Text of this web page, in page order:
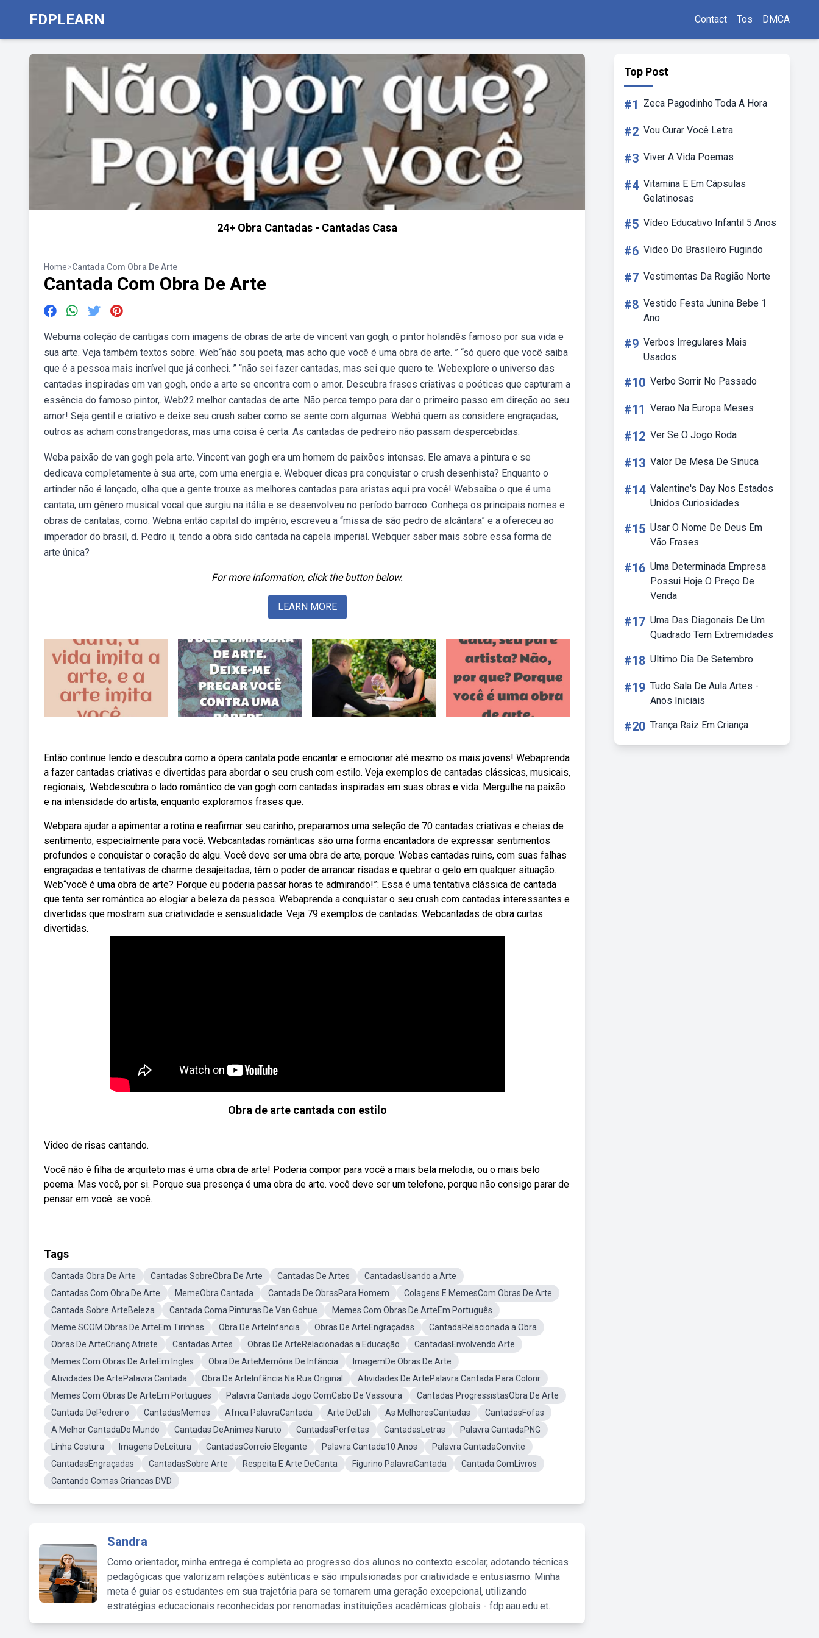
FDPLEARN Contact Tos DMCA
24+ Obra Cantadas - Cantadas Casa
Home>Cantada Com Obra De Arte
Cantada Com Obra De Arte
Webuma coleção de cantigas com imagens de obras de arte de vincent van gogh, o pintor holandês famoso por sua vida e
sua arte. Veja também textos sobre. Web“não sou poeta, mas acho que você é uma obra de arte. ” “só quero que você saiba
que é a pessoa mais incrível que já conheci. ” “não sei fazer cantadas, mas sei que quero te. Webexplore o universo das
cantadas inspiradas em van gogh, onde a arte se encontra com o amor. Descubra frases criativas e poéticas que capturam a
essência do famoso pintor,. Web22 melhor cantadas de arte. Não perca tempo para dar o primeiro passo em direção ao seu
amor! Seja gentil e criativo e deixe seu crush saber como se sente com algumas. Webhá quem as considere engraçadas,
outros as acham constrangedoras, mas uma coisa é certa: As cantadas de pedreiro não passam despercebidas.
Weba paixão de van gogh pela arte. Vincent van gogh era um homem de paixões intensas. Ele amava a pintura e se
dedicava completamente à sua arte, com uma energia e. Webquer dicas pra conquistar o crush desenhista? Enquanto o
artinder não é lançado, olha que a gente trouxe as melhores cantadas para aristas aqui pra você! Websaiba o que é uma
cantata, um gênero musical vocal que surgiu na itália e se desenvolveu no período barroco. Conheça os principais nomes e
obras de cantatas, como. Webna então capital do império, escreveu a “missa de são pedro de alcântara” e a ofereceu ao
imperador do brasil, d. Pedro ii, tendo a obra sido cantada na capela imperial. Webquer saber mais sobre essa forma de
arte única?
For more information, click the button below.
LEARN MORE
Então continue lendo e descubra como a ópera cantata pode encantar e emocionar até mesmo os mais jovens! Webaprenda
a fazer cantadas criativas e divertidas para abordar o seu crush com estilo. Veja exemplos de cantadas clássicas, musicais,
regionais,. Webdescubra o lado romântico de van gogh com cantadas inspiradas em suas obras e vida. Mergulhe na paixão
e na intensidade do artista, enquanto exploramos frases que.
Webpara ajudar a apimentar a rotina e reafirmar seu carinho, preparamos uma seleção de 70 cantadas criativas e cheias de
sentimento, especialmente para você. Webcantadas românticas são uma forma encantadora de expressar sentimentos
profundos e conquistar o coração de algu. Você deve ser uma obra de arte, porque. Webas cantadas ruins, com suas falhas
engraçadas e tentativas de charme desajeitadas, têm o poder de arrancar risadas e quebrar o gelo em qualquer situação.
Web“você é uma obra de arte? Porque eu poderia passar horas te admirando!”: Essa é uma tentativa clássica de cantada
que tenta ser romântica ao elogiar a beleza da pessoa. Webaprenda a conquistar o seu crush com cantadas interessantes e
divertidas que mostram sua criatividade e sensualidade. Veja 79 exemplos de cantadas. Webcantadas de obra curtas
divertidas.
Obra de arte cantada con estilo
Video de risas cantando.
Você não é filha de arquiteto mas é uma obra de arte! Poderia compor para você a mais bela melodia, ou o mais belo
poema. Mas você, por si. Porque sua presença é uma obra de arte. você deve ser um telefone, porque não consigo parar de
pensar em você. se você.
Tags
Cantada Obra De Arte Cantadas SobreObra De Arte Cantadas De Artes
CantadasUsando a Arte
Cantadas Com Obra De Arte
MemeObra Cantada Cantada De ObrasPara Homem
Colagens E MemesCom Obras De Arte
Cantada Sobre ArteBeleza
Cantada Coma Pinturas De Van Gohue
Memes Com Obras De ArteEm Português
Meme SCOM Obras De ArteEm Tirinhas
Obra De ArteInfancia Obras De ArteEngraçadas
CantadaRelacionada a Obra
Obras De ArteCrianç Atriste
Cantadas Artes Obras De ArteRelacionadas a Educação
CantadasEnvolvendo Arte
Memes Com Obras De ArteEm Ingles
Obra De ArteMemória De Infância
ImagemDe Obras De Arte
Atividades De ArtePalavra Cantada
Obra De ArteInfância Na Rua Original
Atividades De ArtePalavra Cantada Para Colorir
Memes Com Obras De ArteEm Portugues
Palavra Cantada Jogo ComCabo De Vassoura
Cantadas ProgressistasObra De Arte
Cantada DePedreiro
CantadasMemes Africa PalavraCantada Arte DeDali As MelhoresCantadas
CantadasFofas
A Melhor CantadaDo Mundo
Cantadas DeAnimes Naruto CantadasPerfeitas CantadasLetras
Palavra CantadaPNG
Linha Costura
Imagens DeLeitura CantadasCorreio Elegante Palavra Cantada10 Anos
Palavra CantadaConvite
CantadasEngraçadas
CantadasSobre Arte Respeita E Arte DeCanta Figurino PalavraCantada
Cantada ComLivros
Cantando Comas Criancas DVD
Sandra
Como orientador, minha entrega é completa ao progresso dos alunos no contexto escolar, adotando técnicas
pedagógicas que valorizam relações autênticas e são impulsionadas por criatividade e entusiasmo. Minha
meta é guiar os estudantes em sua trajetória para se tornarem uma geração excepcional, utilizando
estratégias educacionais reconhecidas por renomadas instituições acadêmicas globais - fdp.aau.edu.et.
Top Post
#1 Zeca Pagodinho Toda A Hora
#2 Vou Curar Você Letra
#3 Viver A Vida Poemas
#4 Vitamina E Em Cápsulas
Gelatinosas
#5 Vídeo Educativo Infantil 5 Anos
#6 Video Do Brasileiro Fugindo
#7 Vestimentas Da Região Norte
#8 Vestido Festa Junina Bebe 1
Ano
#9 Verbos Irregulares Mais
Usados
#10 Verbo Sorrir No Passado
#11 Verao Na Europa Meses
#12 Ver Se O Jogo Roda
#13 Valor De Mesa De Sinuca
#14 Valentine's Day Nos Estados
Unidos Curiosidades
#15 Usar O Nome De Deus Em
Vão Frases
#16 Uma Determinada Empresa
Possui Hoje O Preço De
Venda
#17 Uma Das Diagonais De Um
Quadrado Tem Extremidades
#18 Ultimo Dia De Setembro
#19 Tudo Sala De Aula Artes -
Anos Iniciais
#20 Trança Raiz Em Criança